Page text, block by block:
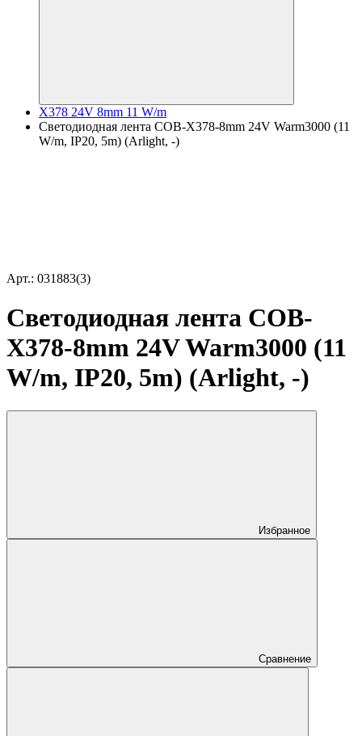
X378 24V 8mm 11 W/m
Светодиодная лента COB-X378-8mm 24V Warm3000 (11
W/m, IP20, 5m) (Arlight, -)
Арт.: 031883(3)
Светодиодная лента COB-
X378-8mm 24V Warm3000 (11
W/m, IP20, 5m) (Arlight, -)
Избранное
Сравнение